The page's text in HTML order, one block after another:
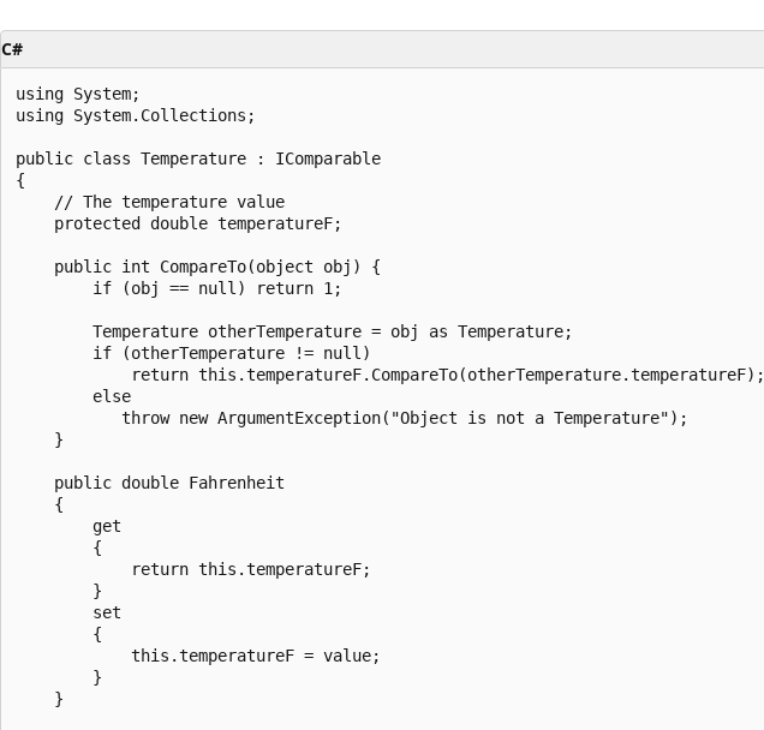
C#
using System;
using System.Collections;
public class Temperature : IComparable
{
    // The temperature value
    protected double temperatureF;
    public int CompareTo(object obj) {
        if (obj == null) return 1;
        Temperature otherTemperature = obj as Temperature;
        if (otherTemperature != null)
            return this.temperatureF.CompareTo(otherTemperature.temperatureF);
        else
           throw new ArgumentException("Object is not a Temperature");
    }
    public double Fahrenheit
    {
        get
        {
            return this.temperatureF;
        }
        set
        {
            this.temperatureF = value;
        }
    }